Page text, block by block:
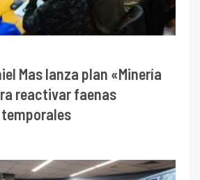
Mas lanza plan «Minería
reactivar faenas